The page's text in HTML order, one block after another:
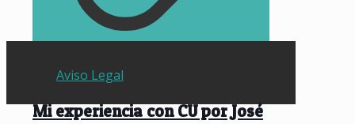
Mi experiencia con CU por José
Aviso Legal